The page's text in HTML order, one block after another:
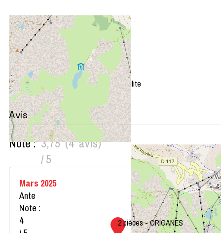
2 pièces - ORIGANES
+−
OpenStreetMap
Streets
Satellite
Leaflet|©OpenStreetMap
Avis
Note : 3,75
/ 5
(4 avis)
Mars 2025
Ante
Note :
4